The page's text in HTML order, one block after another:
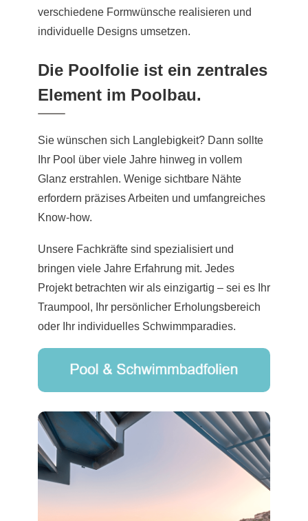
verschiedene Formwünsche realisieren und
individuelle Designs umsetzen.
Die Poolfolie ist ein zentrales
Element im Poolbau.
Sie wünschen sich Langlebigkeit? Dann sollte
Ihr Pool über viele Jahre hinweg in vollem
Glanz erstrahlen. Wenige sichtbare Nähte
erfordern präzises Arbeiten und umfangreiches
Know-how.
Unsere Fachkräfte sind spezialisiert und
bringen viele Jahre Erfahrung mit. Jedes
Projekt betrachten wir als einzigartig – sei es Ihr
Traumpool, Ihr persönlicher Erholungsbereich
oder Ihr individuelles Schwimmparadies.